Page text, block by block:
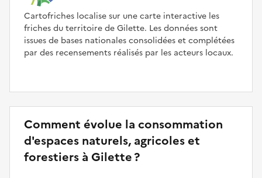
Cartofriches localise sur une carte interactive les
friches du territoire de Gilette. Les données sont
issues de bases nationales consolidées et complétées
par des recensements réalisés par les acteurs locaux.
Comment évolue la consommation
d'espaces naturels, agricoles et
forestiers à Gilette ?